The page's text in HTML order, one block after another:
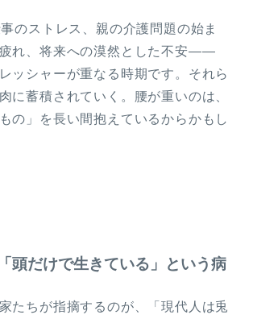
のストレス、親の介護問題の始ま
れ、将来への漠然とした不安——
ッシャーが重なる時期です。それら
に蓄積されていく。腰が重いのは、
の」を長い間抱えているからかもし
頭だけで生きている」という病
たちが指摘するのが、「現代人は兎